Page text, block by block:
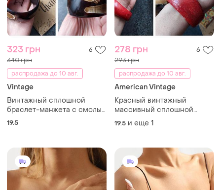
323 грн 6
340 грн
распродажа до 10 авг.
Vintage
Винтажный сплошной
браслет-манжета с смолы/
пластика с выбитым
19.5
278 грн 6
293 грн
распродажа до 10 авг.
American Vintage
Красный винтажный
массивный сплошной
браслет-манжета (диаметр
6.8 см)
19.5 и еще 1